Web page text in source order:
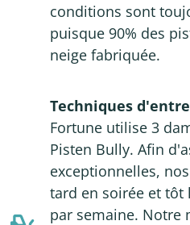
conditions sont
puisque 90% des
neige fabriquée.
Techniques
Fortune utilise 3
Pisten Bully. Afin
exceptionnelles,
tard en soirée et tôt
par semaine. Notre